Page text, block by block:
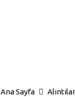
Ana Sayfa Alıntılar